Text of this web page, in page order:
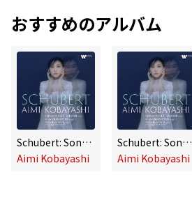
おすすめのアルバム
Schubert: Sonata in C Minor, D. 958, 4 Impromptus, D. 935 & Rondo, D. 951
Aimi Kobayashi
Schubert: Sonata in C Minor, D. 958, 4 Impromptus, D. 935 & Rondo, D. 951
Aimi Kobayashi